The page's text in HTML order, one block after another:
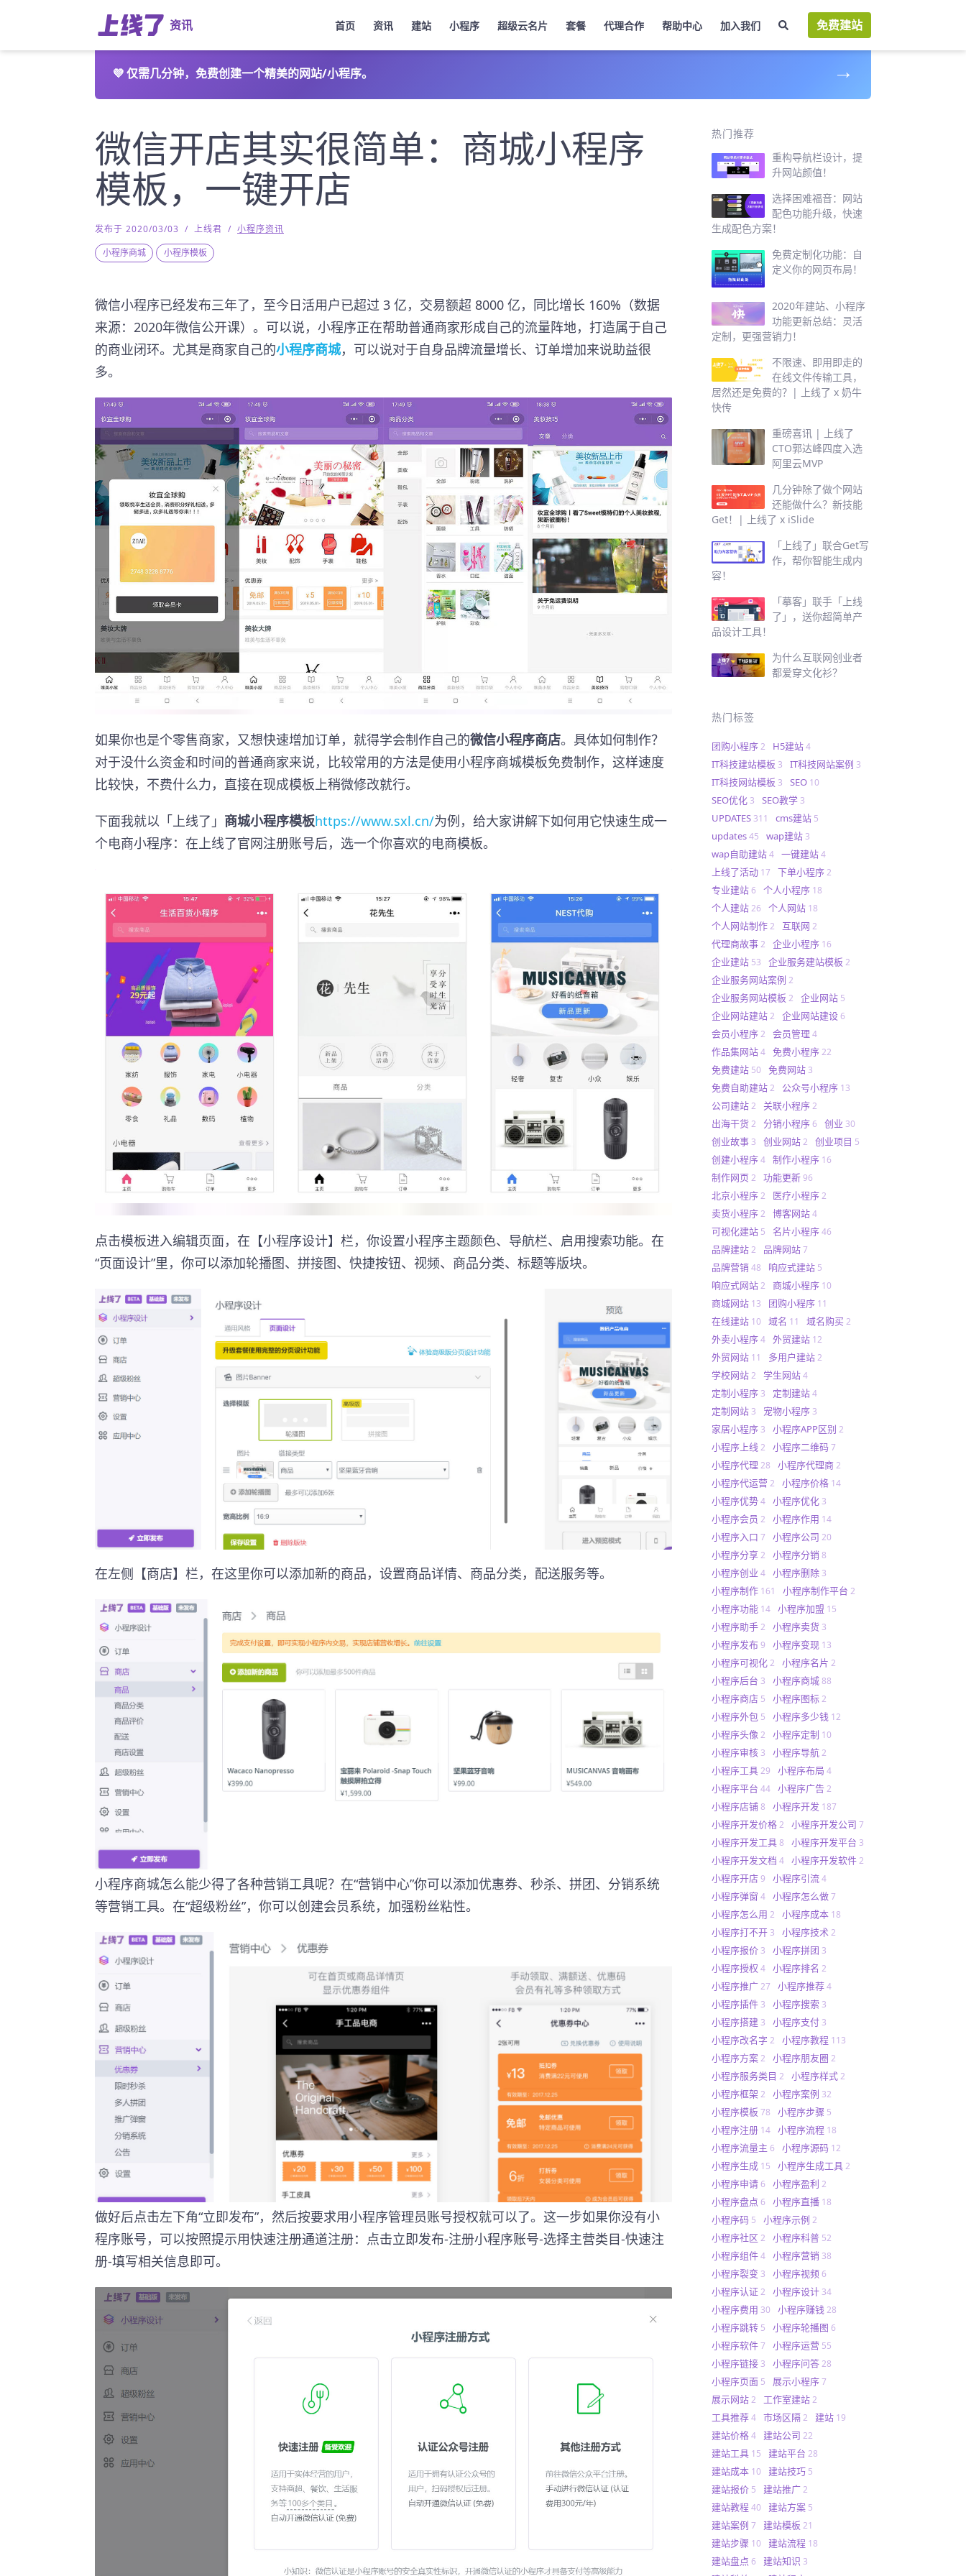
资讯 首页 资讯 建站 小程序 超级云名片 套餐 代理合作 帮助中心 加入我们 免费建站
💜仅需几分钟，免费创建一个精美的网站/小程序。 →
微信开店其实很简单：商城小程序
模板，一键开店
发布于 2020/03/03 / 上线君 / 小程序资讯
小程序商城
小程序模板
微信小程序已经发布三年了，至今日活用户已超过 3 亿，交易额超 8000 亿，同比增长 160%（数据
来源：2020年微信公开课）。可以说，小程序正在帮助普通商家形成自己的流量阵地，打造属于自己
的商业闭环。尤其是商家自己的小程序商城，可以说对于自身品牌流量增长、订单增加来说助益很
多。
如果你也是个零售商家，又想快速增加订单，就得学会制作自己的微信小程序商店。具体如何制作？
对于没什么资金和时间的普通商家来说，比较常用的方法是使用小程序商城模板免费制作，这样速度
比较快，不费什么力，直接在现成模板上稍微修改就行。
下面我就以「上线了」 商城小程序模板https://www.sxl.cn/为例，给大家讲解下如何用它快速生成一
个电商小程序：在上线了官网注册账号后，选一个你喜欢的电商模板。
点击模板进入编辑页面，在【小程序设计】栏，你设置小程序主题颜色、导航栏、启用搜索功能。在
“页面设计”里，你可以添加轮播图、拼接图、快捷按钮、视频、商品分类、标题等版块。
在左侧【商店】栏，在这里你可以添加新的商品，设置商品详情、商品分类，配送服务等。
小程序商城怎么能少得了各种营销工具呢？在“营销中心”你可以添加优惠券、秒杀、拼团、分销系统
等营销工具。在“超级粉丝”，你可以创建会员系统，加强粉丝粘性。
做好后点击左下角“立即发布”，然后按要求用小程序管理员账号授权就可以了。这一步如果你没有小
程序账号，可以按照提示用快速注册通道注册：点击立即发布-注册小程序账号-选择主营类目-快速注
册-填写相关信息即可。
热门推荐
重构导航栏设计，提
升网站颜值！
选择困难福音：网站
配色功能升级，快速
生成配色方案！
免费定制化功能：自
定义你的网页布局！
2020年建站、小程序
功能更新总结：灵活
定制，更强营销力！
不限速、即用即走的
在线文件传输工具，
居然还是免费的？| 上线了 x 奶牛
快传
重磅喜讯 | 上线了
CTO郭达峰四度入选
阿里云MVP
几分钟除了做个网站
还能做什么？新技能
Get！| 上线了 x iSlide
「上线了」联合Get写
作，帮你智能生成内
容！
「摹客」联手「上线
了」，送你超简单产
品设计工具！
为什么互联网创业者
都爱穿文化衫？
热门标签
团购小程序 2 H5建站 4
IT科技建站模板 3 IT科技网站案例 3
IT科技网站模板 3 SEO 10
SEO优化 3 SEO教学 3
UPDATES 311 cms建站 5
updates 45 wap建站 3
wap自助建站 4 一键建站 4
上线了活动 17 下单小程序 2
专业建站 6 个人小程序 18
个人建站 26 个人网站 18
个人网站制作 2 互联网 2
代理商故事 2 企业小程序 16
企业建站 53 企业服务建站模板 2
企业服务网站案例 2
企业服务网站模板 2 企业网站 5
企业网站建站 2 企业网站建设 6
会员小程序 2 会员管理 4
作品集网站 4 免费小程序 22
免费建站 50 免费网站 3
免费自助建站 2 公众号小程序 13
公司建站 2 关联小程序 2
出海干货 2 分销小程序 6 创业 30
创业故事 3 创业网站 2 创业项目 5
创建小程序 4 制作小程序 16
制作网页 2 功能更新 96
北京小程序 2 医疗小程序 2
卖货小程序 2 博客网站 4
可视化建站 5 名片小程序 46
品牌建站 2 品牌网站 7
品牌营销 48 响应式建站 5
响应式网站 2 商城小程序 10
商城网站 13 团购小程序 11
在线建站 10 域名 11 域名购买 2
外卖小程序 4 外贸建站 12
外贸网站 11 多用户建站 2
学校网站 2 学生网站 4
定制小程序 3 定制建站 4
定制网站 3 宠物小程序 3
家居小程序 3 小程序APP区别 2
小程序上线 2 小程序二维码 7
小程序代理 28 小程序代理商 2
小程序代运营 2 小程序价格 14
小程序优势 4 小程序优化 3
小程序会员 2 小程序作用 14
小程序入口 7 小程序公司 20
小程序分享 2 小程序分销 8
小程序创业 4 小程序删除 3
小程序制作 161 小程序制作平台 2
小程序功能 14 小程序加盟 15
小程序助手 2 小程序卖货 3
小程序发布 9 小程序变现 13
小程序可视化 2 小程序名片 2
小程序后台 3 小程序商城 88
小程序商店 5 小程序图标 2
小程序外包 5 小程序多少钱 12
小程序头像 2 小程序定制 10
小程序审核 3 小程序导航 2
小程序工具 29 小程序布局 4
小程序平台 44 小程序广告 2
小程序店铺 8 小程序开发 187
小程序开发价格 2 小程序开发公司 7
小程序开发工具 8 小程序开发平台 3
小程序开发文档 4 小程序开发软件 2
小程序开店 9 小程序引流 4
小程序弹窗 4 小程序怎么做 7
小程序怎么用 2 小程序成本 18
小程序打不开 3 小程序技术 2
小程序报价 3 小程序拼团 3
小程序授权 4 小程序排名 2
小程序推广 27 小程序推荐 4
小程序插件 3 小程序搜索 3
小程序搭建 3 小程序支付 3
小程序改名字 2 小程序教程 113
小程序方案 2 小程序朋友圈 2
小程序服务类目 2 小程序样式 2
小程序框架 2 小程序案例 32
小程序模板 78 小程序步骤 5
小程序注册 14 小程序流程 18
小程序流量主 6 小程序源码 12
小程序生成 15 小程序生成工具 2
小程序申请 6 小程序盈利 2
小程序盘点 6 小程序直播 18
小程序码 5 小程序示例 2
小程序社区 2 小程序科普 52
小程序组件 4 小程序营销 38
小程序裂变 3 小程序视频 6
小程序认证 2 小程序设计 34
小程序费用 30 小程序赚钱 28
小程序跳转 5 小程序轮播图 6
小程序软件 7 小程序运营 55
小程序链接 3 小程序问答 28
小程序页面 5 展示小程序 7
展示网站 2 工作室建站 2
工具推荐 4 市场区隔 2 建站 19
建站价格 4 建站公司 22
建站工具 15 建站平台 28
建站成本 10 建站技巧 5
建站报价 5 建站推广 2
建站教程 40 建站方案 5
建站案例 7 建站模板 21
建站步骤 10 建站流程 18
建站盘点 6 建站知识 3